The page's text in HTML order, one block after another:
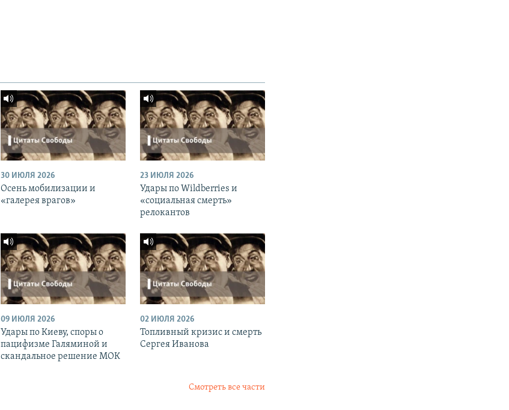
30 ИЮЛЯ 2026
Осень мобилизации и
«галерея врагов»
23 ИЮЛЯ 2026
Удары по Wildberries и
«социальная смерть»
релокантов
09 ИЮЛЯ 2026
Удары по Киеву, споры о
пацифизме Галяминой и
скандальное решение МОК
02 ИЮЛЯ 2026
Топливный кризис и смерть
Сергея Иванова
Смотреть все части